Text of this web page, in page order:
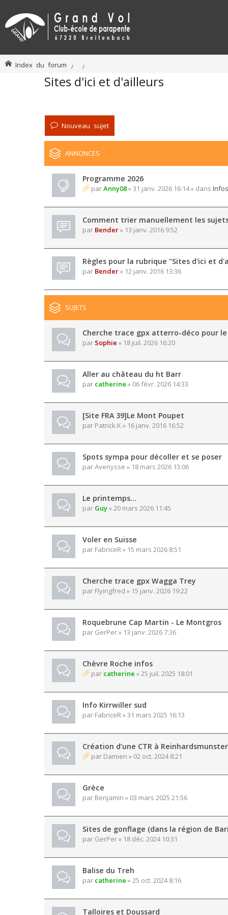
Index du forum
Sites d'ici et d'ailleurs
Nouveau sujet
ANNONCES
Programme 2026
parAnny08» 31 janv. 2026 16:14 » dans Infos
Comment trier manuellement les
par Bender» 13 janv. 2016 9:52
Règles pour la rubrique "Sites d'ici et
par Bender» 12 janv. 2016 13:36
SUJETS
Cherche trace gpx atterro-déco pour le
par Sophie » 18 juil. 2026 16:20
Aller au château du ht Barr
par catherine » 06 févr. 2026 14:33
[Site FRA 39]Le Mont Poupet
par Patrick.K » 16 janv. 2016 16:52
Spots sympa pour décoller et se poser
parAvenysse » 18 mars 2026 13:06
Le printemps…
par Guy» 20 mars 2026 11:45
Voler en Suisse
par FabriceR» 15 mars 2026 8:51
Cherche trace gpx Wagga Trey
par Flyingfred » 15 janv. 2026 19:22
Roquebrune Cap Martin - Le Montgros
par GerPer» 13 janv. 2026 7:36
Chèvre Roche infos
par catherine » 25 juil. 2025 18:01
Info Kirrwiller sud
par FabriceR» 31 mars 2025 16:13
Création d’une CTR à Reinhardsmunster
par Damien » 02 oct. 2024 8:21
Grèce
par Benjamin » 03 mars 2025 21:56
Sites de gonflage (dans la région de
par GerPer» 18 déc. 2024 10:31
Balise du Treh
par catherine » 25 oct. 2024 8:16
Talloires et Doussard